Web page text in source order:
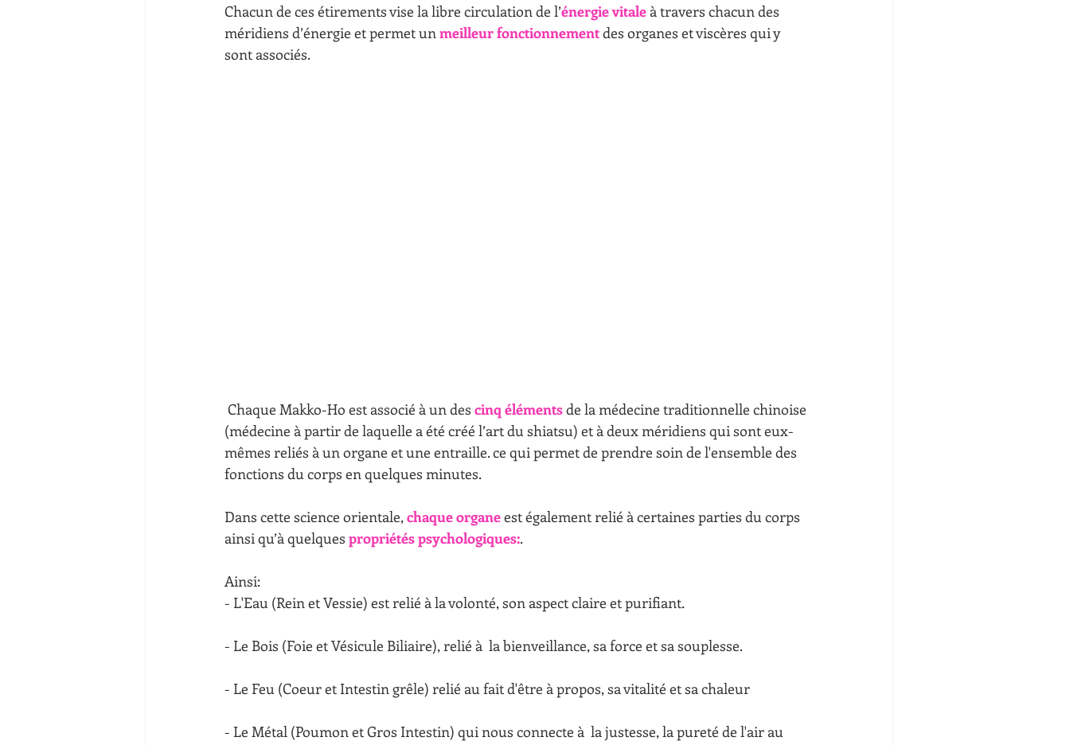
Chacun de ces étirements vise la libre circulation de l’énergie vitale à travers chacun des
méridiens d’énergie et permet un meilleur fonctionnement des organes et viscères qui y
sont associés.
Chaque Makko-Ho est associé à un des cinq éléments de la médecine traditionnelle chinoise
(médecine à partir de laquelle a été créé l’art du shiatsu) et à deux méridiens qui sont eux-
mêmes reliés à un organe et une entraille. ce qui permet de prendre soin de l'ensemble des
fonctions du corps en quelques minutes.
Dans cette science orientale, chaque organe est également relié à certaines parties du corps
ainsi qu’à quelques propriétés psychologiques:.
Ainsi:
- L'Eau (Rein et Vessie) est relié à la volonté, son aspect claire et purifiant.
- Le Bois (Foie et Vésicule Biliaire), relié à  la bienveillance, sa force et sa souplesse.
- Le Feu (Coeur et Intestin grêle) relié au fait d'être à propos, sa vitalité et sa chaleur
- Le Métal (Poumon et Gros Intestin) qui nous connecte à  la justesse, la pureté de l'air au